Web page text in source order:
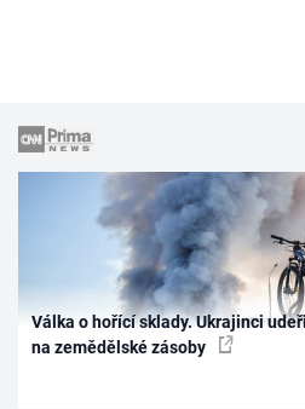
Válka o hořící sklady. Ukrajinci
na zemědělské zásoby